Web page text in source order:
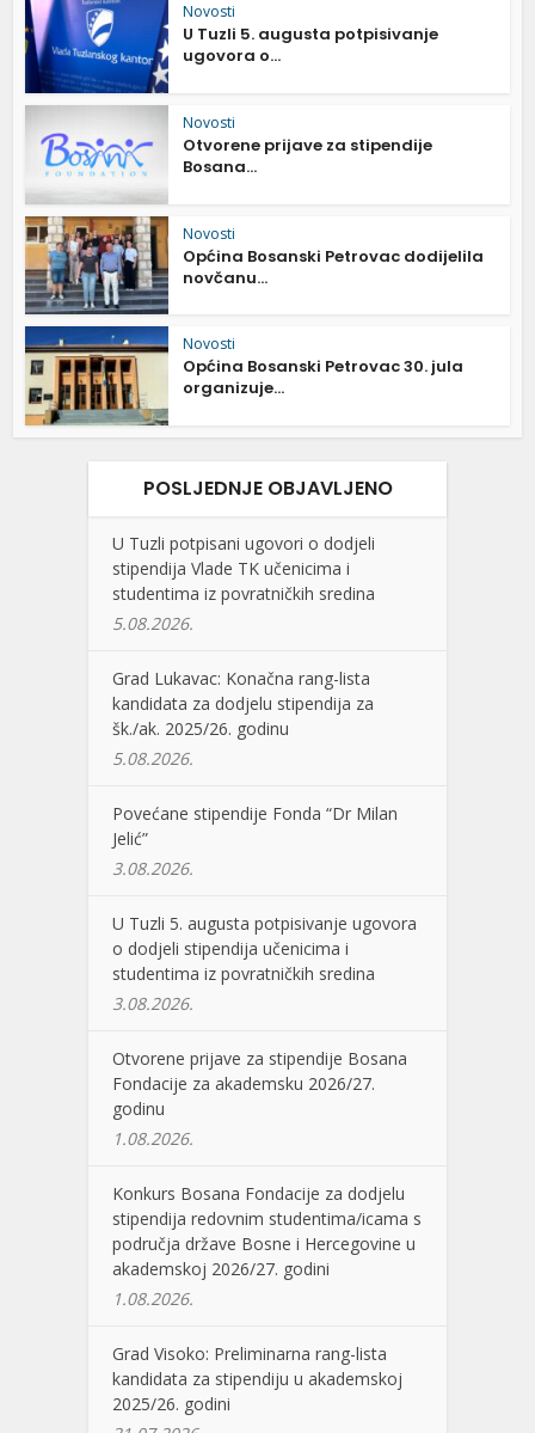
Novosti
U Tuzli 5. augusta potpisivanje
ugovora o...
Novosti
Otvorene prijave za stipendije
Bosana...
Novosti
Općina Bosanski Petrovac dodijelila
novčanu...
Novosti
Općina Bosanski Petrovac 30. jula
organizuje...
POSLJEDNJE OBJAVLJENO
U Tuzli potpisani ugovori o dodjeli
stipendija Vlade TK učenicima i
studentima iz povratničkih sredina
5.08.2026.
Grad Lukavac: Konačna rang-lista
kandidata za dodjelu stipendija za
šk./ak. 2025/26. godinu
5.08.2026.
Povećane stipendije Fonda “Dr Milan
Jelić”
3.08.2026.
U Tuzli 5. augusta potpisivanje ugovora
o dodjeli stipendija učenicima i
studentima iz povratničkih sredina
3.08.2026.
Otvorene prijave za stipendije Bosana
Fondacije za akademsku 2026/27.
godinu
1.08.2026.
Konkurs Bosana Fondacije za dodjelu
stipendija redovnim studentima/icama s
područja države Bosne i Hercegovine u
akademskoj 2026/27. godini
1.08.2026.
Grad Visoko: Preliminarna rang-lista
kandidata za stipendiju u akademskoj
2025/26. godini